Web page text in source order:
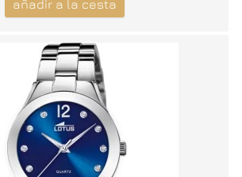
añadir a la cesta